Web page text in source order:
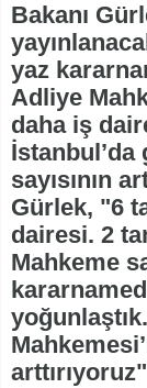
Bakanı
yaz
Adliye
daha iş
İstanbul’da
sayısının
Gürlek, "6
dairesi. 2
Mahkeme